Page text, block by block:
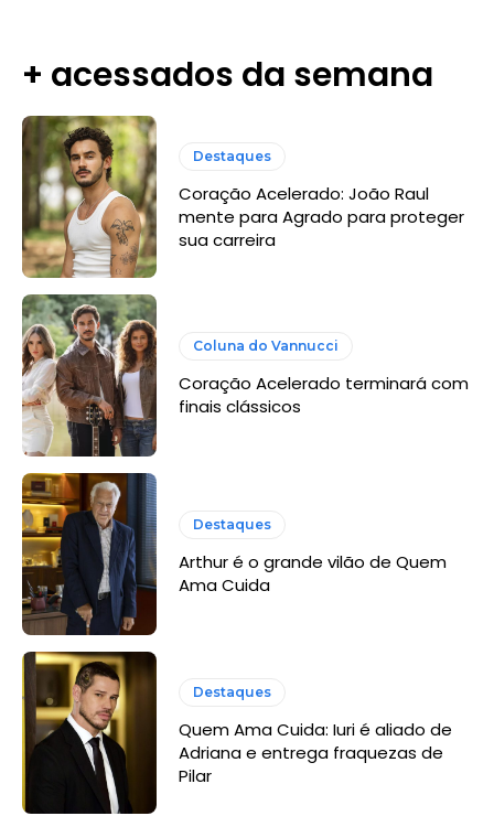
+ acessados da semana
Destaques
Coração Acelerado: João Raul
mente para Agrado para proteger
sua carreira
Coluna do Vannucci
Coração Acelerado terminará com
finais clássicos
Destaques
Arthur é o grande vilão de Quem
Ama Cuida
Destaques
Quem Ama Cuida: Iuri é aliado de
Adriana e entrega fraquezas de
Pilar